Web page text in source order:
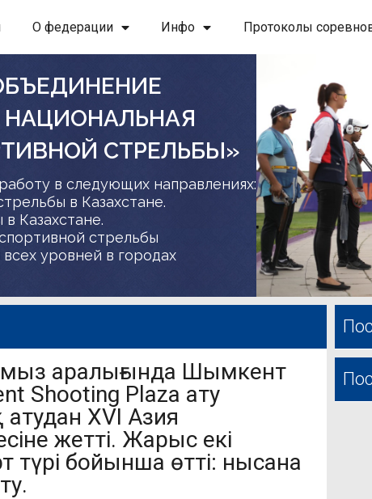
О федерации Инфо Протоколы
НАЦИОНАЛЬНАЯ
СТРЕЛЬБЫ»
в следующих направлениях:
в Казахстане.
Казахстане.
стрельбы
уровней в городах
аралығында Шымкент
Shooting Plaza ату
XVI Азия
жетті. Жарыс екі
түрі бойынша өтті: нысана